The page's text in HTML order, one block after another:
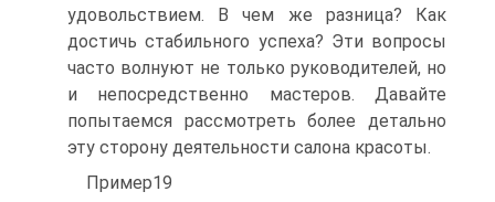
удовольствием. В чем же разница? Как
достичь стабильного успеха? Эти вопросы
часто волнуют не только руководителей, но
и непосредственно мастеров. Давайте
попытаемся рассмотреть более детально
эту сторону деятельности салона красоты.
Пример19